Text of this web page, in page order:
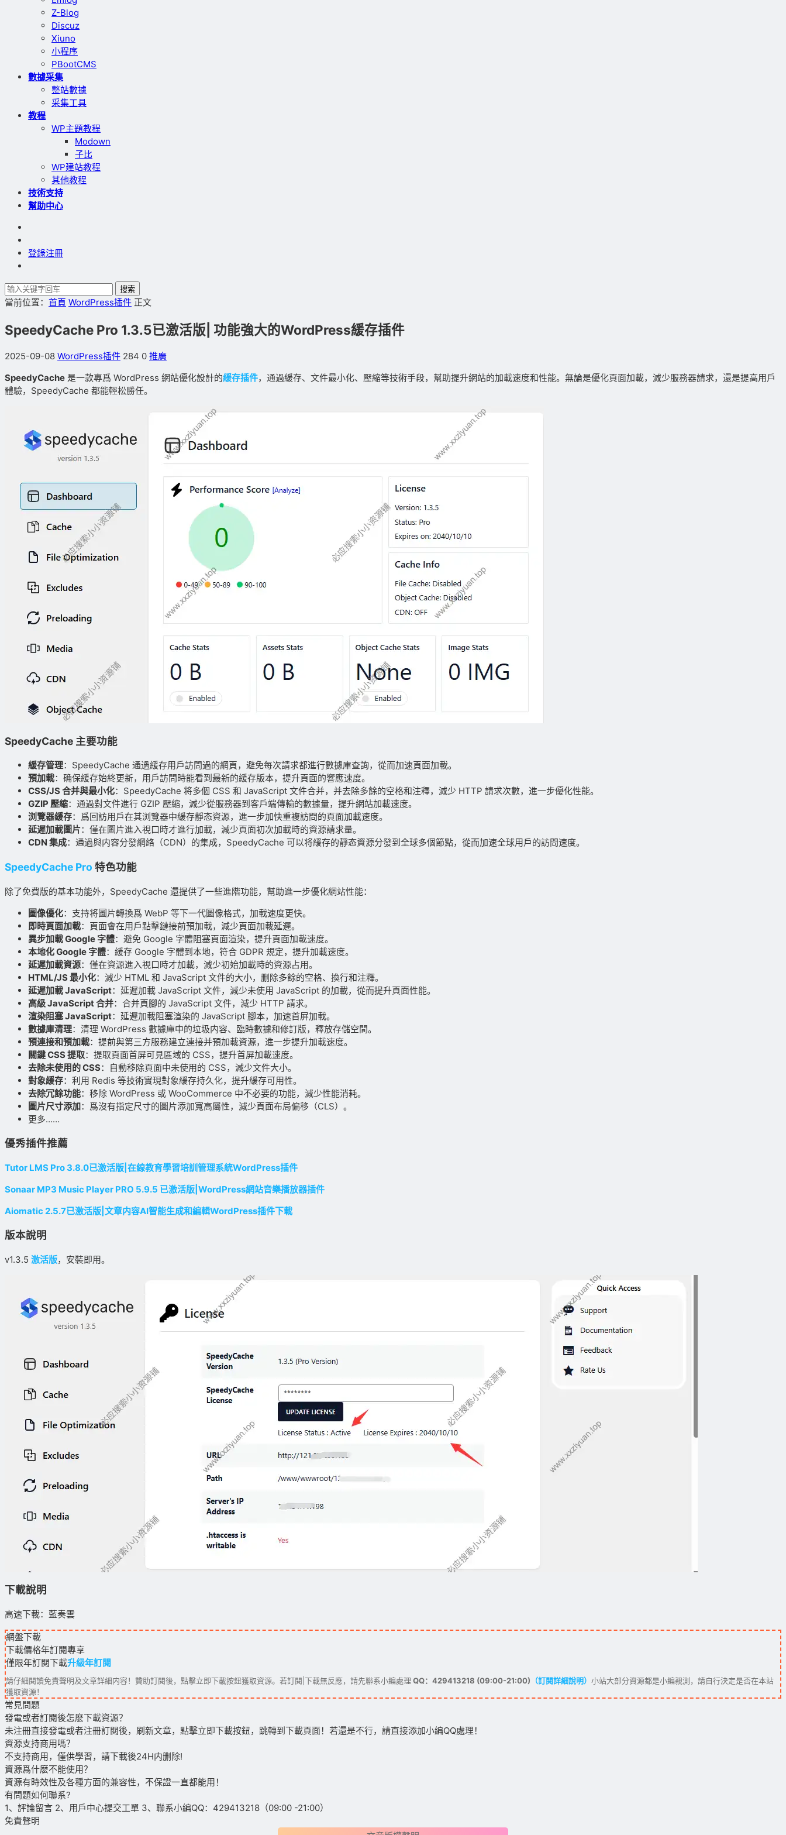
Z-Blog
Discuz
Xiuno
小程序
PBootCMS
數據采集
整站數據
采集工具
教程
WP主題教程
Modown
子比
WP建站教程
其他教程
技術支持
幫助中心
登錄注冊
搜索
當前位置： 首頁 WordPress插件 正文
SpeedyCache Pro 1.3.5已激活版| 功能強大的WordPress緩存插件
2025-09-08 WordPress插件 284 0 推廣
SpeedyCache 是一款專爲 WordPress 網站優化設計的緩存插件，通過緩存、文件最小化、壓縮等技術手段，幫助提升網站的加載速度和性能。無論是優化頁面加載，減少服務器請求，還是提高用戶
體驗，SpeedyCache 都能輕松勝任。
SpeedyCache 主要功能
緩存管理：SpeedyCache 通過緩存用戶訪問過的網頁，避免每次請求都進行數據庫查詢，從而加速頁面加載。
預加載：确保緩存始終更新，用戶訪問時能看到最新的緩存版本，提升頁面的響應速度。
CSS/JS 合并與最小化：SpeedyCache 将多個 CSS 和 JavaScript 文件合并，并去除多餘的空格和注釋，減少 HTTP 請求次數，進一步優化性能。
GZIP 壓縮：通過對文件進行 GZIP 壓縮，減少從服務器到客戶端傳輸的數據量，提升網站加載速度。
浏覽器緩存：爲回訪用戶在其浏覽器中緩存靜态資源，進一步加快重複訪問的頁面加載速度。
延遲加載圖片：僅在圖片進入視口時才進行加載，減少頁面初次加載時的資源請求量。
CDN 集成：通過與内容分發網絡（CDN）的集成，SpeedyCache 可以将緩存的靜态資源分發到全球多個節點，從而加速全球用戶的訪問速度。
SpeedyCache Pro 特色功能
除了免費版的基本功能外，SpeedyCache 還提供了一些進階功能，幫助進一步優化網站性能：
圖像優化：支持将圖片轉換爲 WebP 等下一代圖像格式，加載速度更快。
即時頁面加載：頁面會在用戶點擊鏈接前預加載，減少頁面加載延遲。
異步加載 Google 字體：避免 Google 字體阻塞頁面渲染，提升頁面加載速度。
本地化 Google 字體：緩存 Google 字體到本地，符合 GDPR 規定，提升加載速度。
延遲加載資源：僅在資源進入視口時才加載，減少初始加載時的資源占用。
HTML/JS 最小化：減少 HTML 和 JavaScript 文件的大小，删除多餘的空格、換行和注釋。
延遲加載 JavaScript：延遲加載 JavaScript 文件，減少未使用 JavaScript 的加載，從而提升頁面性能。
高級 JavaScript 合并：合并頁腳的 JavaScript 文件，減少 HTTP 請求。
渲染阻塞 JavaScript：延遲加載阻塞渲染的 JavaScript 腳本，加速首屏加載。
數據庫清理：清理 WordPress 數據庫中的垃圾内容、臨時數據和修訂版，釋放存儲空間。
預連接和預加載：提前與第三方服務建立連接并預加載資源，進一步提升加載速度。
關鍵 CSS 提取：提取頁面首屏可見區域的 CSS，提升首屏加載速度。
去除未使用的 CSS：自動移除頁面中未使用的 CSS，減少文件大小。
對象緩存：利用 Redis 等技術實現對象緩存持久化，提升緩存可用性。
去除冗餘功能：移除 WordPress 或 WooCommerce 中不必要的功能，減少性能消耗。
圖片尺寸添加：爲沒有指定尺寸的圖片添加寬高屬性，減少頁面布局偏移（CLS）。
更多……
優秀插件推薦
Tutor LMS Pro 3.8.0已激活版|在線教育學習培訓管理系統WordPress插件
Sonaar MP3 Music Player PRO 5.9.5 已激活版|WordPress網站音樂播放器插件
Aiomatic 2.5.7已激活版|文章内容AI智能生成和編輯WordPress插件下載
版本說明
v1.3.5 激活版，安裝即用。
下載說明
高速下載：藍奏雲
網盤下載
下載價格年訂閱專享
僅限年訂閱下載升級年訂閱
請仔細閱讀免責聲明及文章詳細内容！贊助訂閱後，點擊立即下載按鈕獲取資源。若訂閱|下載無反應，請先聯系小編處理 QQ：429413218 (09:00-21:00) （訂閱詳細說明） 小站大部分資源都是小編親測，請自行決定是否在本站
獲取資源！
常見問題
發電或者訂閱後怎麽下載資源？
未注冊直接發電或者注冊訂閱後，刷新文章，點擊立即下載按鈕，跳轉到下載頁面！若還是不行，請直接添加小編QQ處理！
資源支持商用嗎？
不支持商用，僅供學習，請下載後24H内删除!
資源爲什麽不能使用？
資源有時效性及各種方面的兼容性，不保證一直都能用！
有問題如何聯系?
1、評論留言 2、用戶中心提交工單 3、聯系小編QQ：429413218（09:00 -21:00）
免責聲明